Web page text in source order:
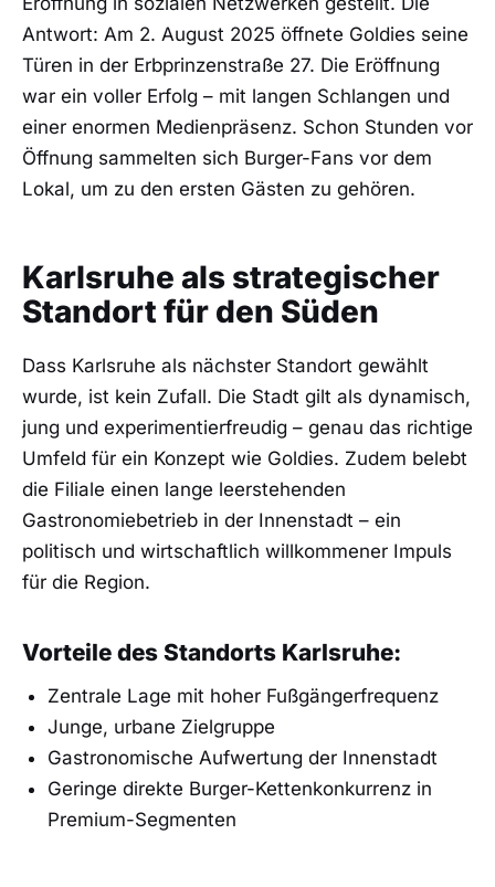
Antwort: Am 2. August 2025 öffnete Goldies seine
Türen in der Erbprinzenstraße 27. Die Eröffnung
war ein voller Erfolg – mit langen Schlangen und
einer enormen Medienpräsenz. Schon Stunden vor
Öffnung sammelten sich Burger-Fans vor dem
Lokal, um zu den ersten Gästen zu gehören.
Karlsruhe als strategischer
Standort für den Süden
Dass Karlsruhe als nächster Standort gewählt
wurde, ist kein Zufall. Die Stadt gilt als dynamisch,
jung und experimentierfreudig – genau das richtige
Umfeld für ein Konzept wie Goldies. Zudem belebt
die Filiale einen lange leerstehenden
Gastronomiebetrieb in der Innenstadt – ein
politisch und wirtschaftlich willkommener Impuls
für die Region.
Vorteile des Standorts Karlsruhe:
Zentrale Lage mit hoher Fußgängerfrequenz
Junge, urbane Zielgruppe
Gastronomische Aufwertung der Innenstadt
Geringe direkte Burger-Kettenkonkurrenz in
Premium-Segmenten